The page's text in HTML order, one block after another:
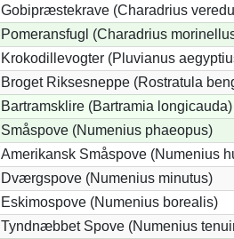
Gobipræstekrave (Charadrius
Pomeransfugl (Charadrius
Krokodillevogter (Pluvianus
Broget Riksesneppe (Rostratula
Bartramsklire (Bartramia longicauda)
Småspove (Numenius phaeopus)
Amerikansk Småspove (Numenius
Dværgspove (Numenius minutus)
Eskimospove (Numenius borealis)
Tyndnæbbet Spove (Numenius